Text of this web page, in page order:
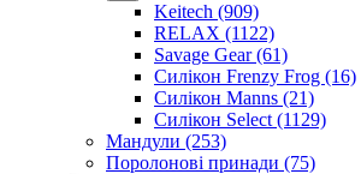
Keitech (909)
RELAX (1122)
Savage Gear (61)
Силікон Frenzy Frog (16)
Силікон Manns (21)
Силікон Select (1129)
Мандули (253)
Поролонові принади (75)